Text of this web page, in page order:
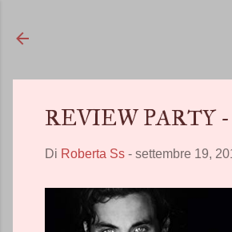
REVIEW PARTY
Di Roberta Ss - settembre 19,